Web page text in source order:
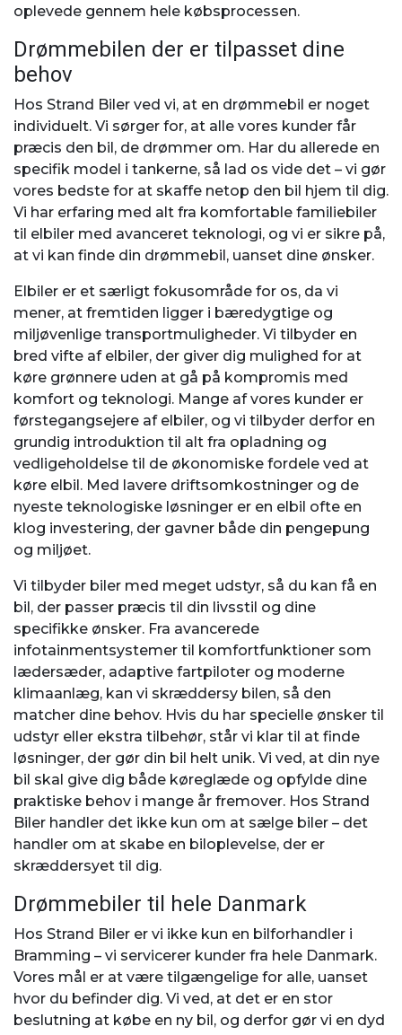
oplevede gennem hele købsprocessen.
Drømmebilen der er tilpasset dine
behov
Hos Strand Biler ved vi, at en drømmebil er noget
individuelt. Vi sørger for, at alle vores kunder får
præcis den bil, de drømmer om. Har du allerede en
specifik model i tankerne, så lad os vide det – vi gør
vores bedste for at skaffe netop den bil hjem til dig.
Vi har erfaring med alt fra komfortable familiebiler
til elbiler med avanceret teknologi, og vi er sikre på,
at vi kan finde din drømmebil, uanset dine ønsker.
Elbiler er et særligt fokusområde for os, da vi
mener, at fremtiden ligger i bæredygtige og
miljøvenlige transportmuligheder. Vi tilbyder en
bred vifte af elbiler, der giver dig mulighed for at
køre grønnere uden at gå på kompromis med
komfort og teknologi. Mange af vores kunder er
førstegangsejere af elbiler, og vi tilbyder derfor en
grundig introduktion til alt fra opladning og
vedligeholdelse til de økonomiske fordele ved at
køre elbil. Med lavere driftsomkostninger og de
nyeste teknologiske løsninger er en elbil ofte en
klog investering, der gavner både din pengepung
og miljøet.
Vi tilbyder biler med meget udstyr, så du kan få en
bil, der passer præcis til din livsstil og dine
specifikke ønsker. Fra avancerede
infotainmentsystemer til komfortfunktioner som
lædersæder, adaptive fartpiloter og moderne
klimaanlæg, kan vi skræddersy bilen, så den
matcher dine behov. Hvis du har specielle ønsker til
udstyr eller ekstra tilbehør, står vi klar til at finde
løsninger, der gør din bil helt unik. Vi ved, at din nye
bil skal give dig både køreglæde og opfylde dine
praktiske behov i mange år fremover. Hos Strand
Biler handler det ikke kun om at sælge biler – det
handler om at skabe en biloplevelse, der er
skræddersyet til dig.
Drømmebiler til hele Danmark
Hos Strand Biler er vi ikke kun en bilforhandler i
Bramming – vi servicerer kunder fra hele Danmark.
Vores mål er at være tilgængelige for alle, uanset
hvor du befinder dig. Vi ved, at det er en stor
beslutning at købe en ny bil, og derfor gør vi en dyd